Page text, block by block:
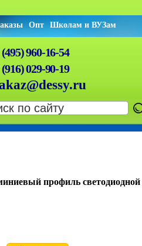
Опт Школам и ВУЗам
960-16-54
029-90-19
профиль